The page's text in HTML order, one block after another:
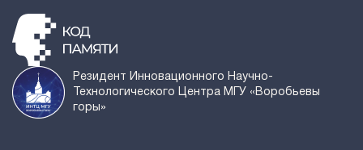
Резидент Инновационного Научно-
Технологического Центра МГУ «Воробьевы
горы»